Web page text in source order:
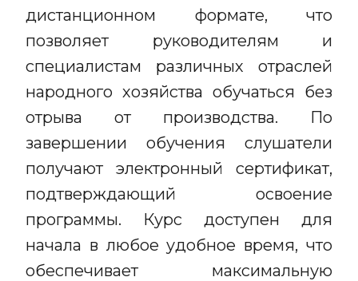
дистанционном формате, что
позволяет руководителям и
специалистам различных отраслей
народного хозяйства обучаться без
отрыва от производства. По
завершении обучения слушатели
получают электронный сертификат,
подтверждающий освоение
программы. Курс доступен для
начала в любое удобное время, что
обеспечивает максимальную